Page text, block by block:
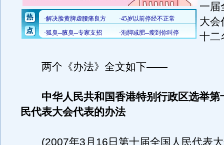
一届
大会
十二
两个《办法》全文如下——
中华人民共和国香港特别行政区选举第
民代表大会代表的办法
(2007年3月16日第十届全国人民代表大